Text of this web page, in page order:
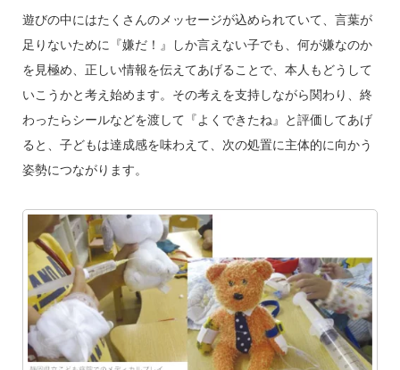
遊びの中にはたくさんのメッセージが込められていて、言葉が
足りないために『嫌だ！』しか言えない子でも、何が嫌なのか
を見極め、正しい情報を伝えてあげることで、本人もどうして
いこうかと考え始めます。その考えを支持しながら関わり、終
わったらシールなどを渡して『よくできたね』と評価してあげ
ると、子どもは達成感を味わえて、次の処置に主体的に向かう
姿勢につながります。